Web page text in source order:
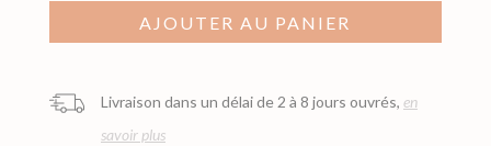
AJOUTER AU PANIER
Livraison dans un délai de 2 à 8 jours ouvrés, en
savoir plus